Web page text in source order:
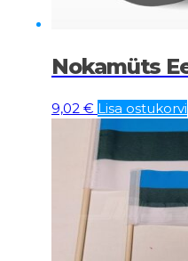
Nokamüts
9,02 € Lisa ostukorvi